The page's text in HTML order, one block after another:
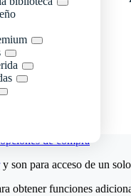
de compra
y son para acceso de un
obtener funciones